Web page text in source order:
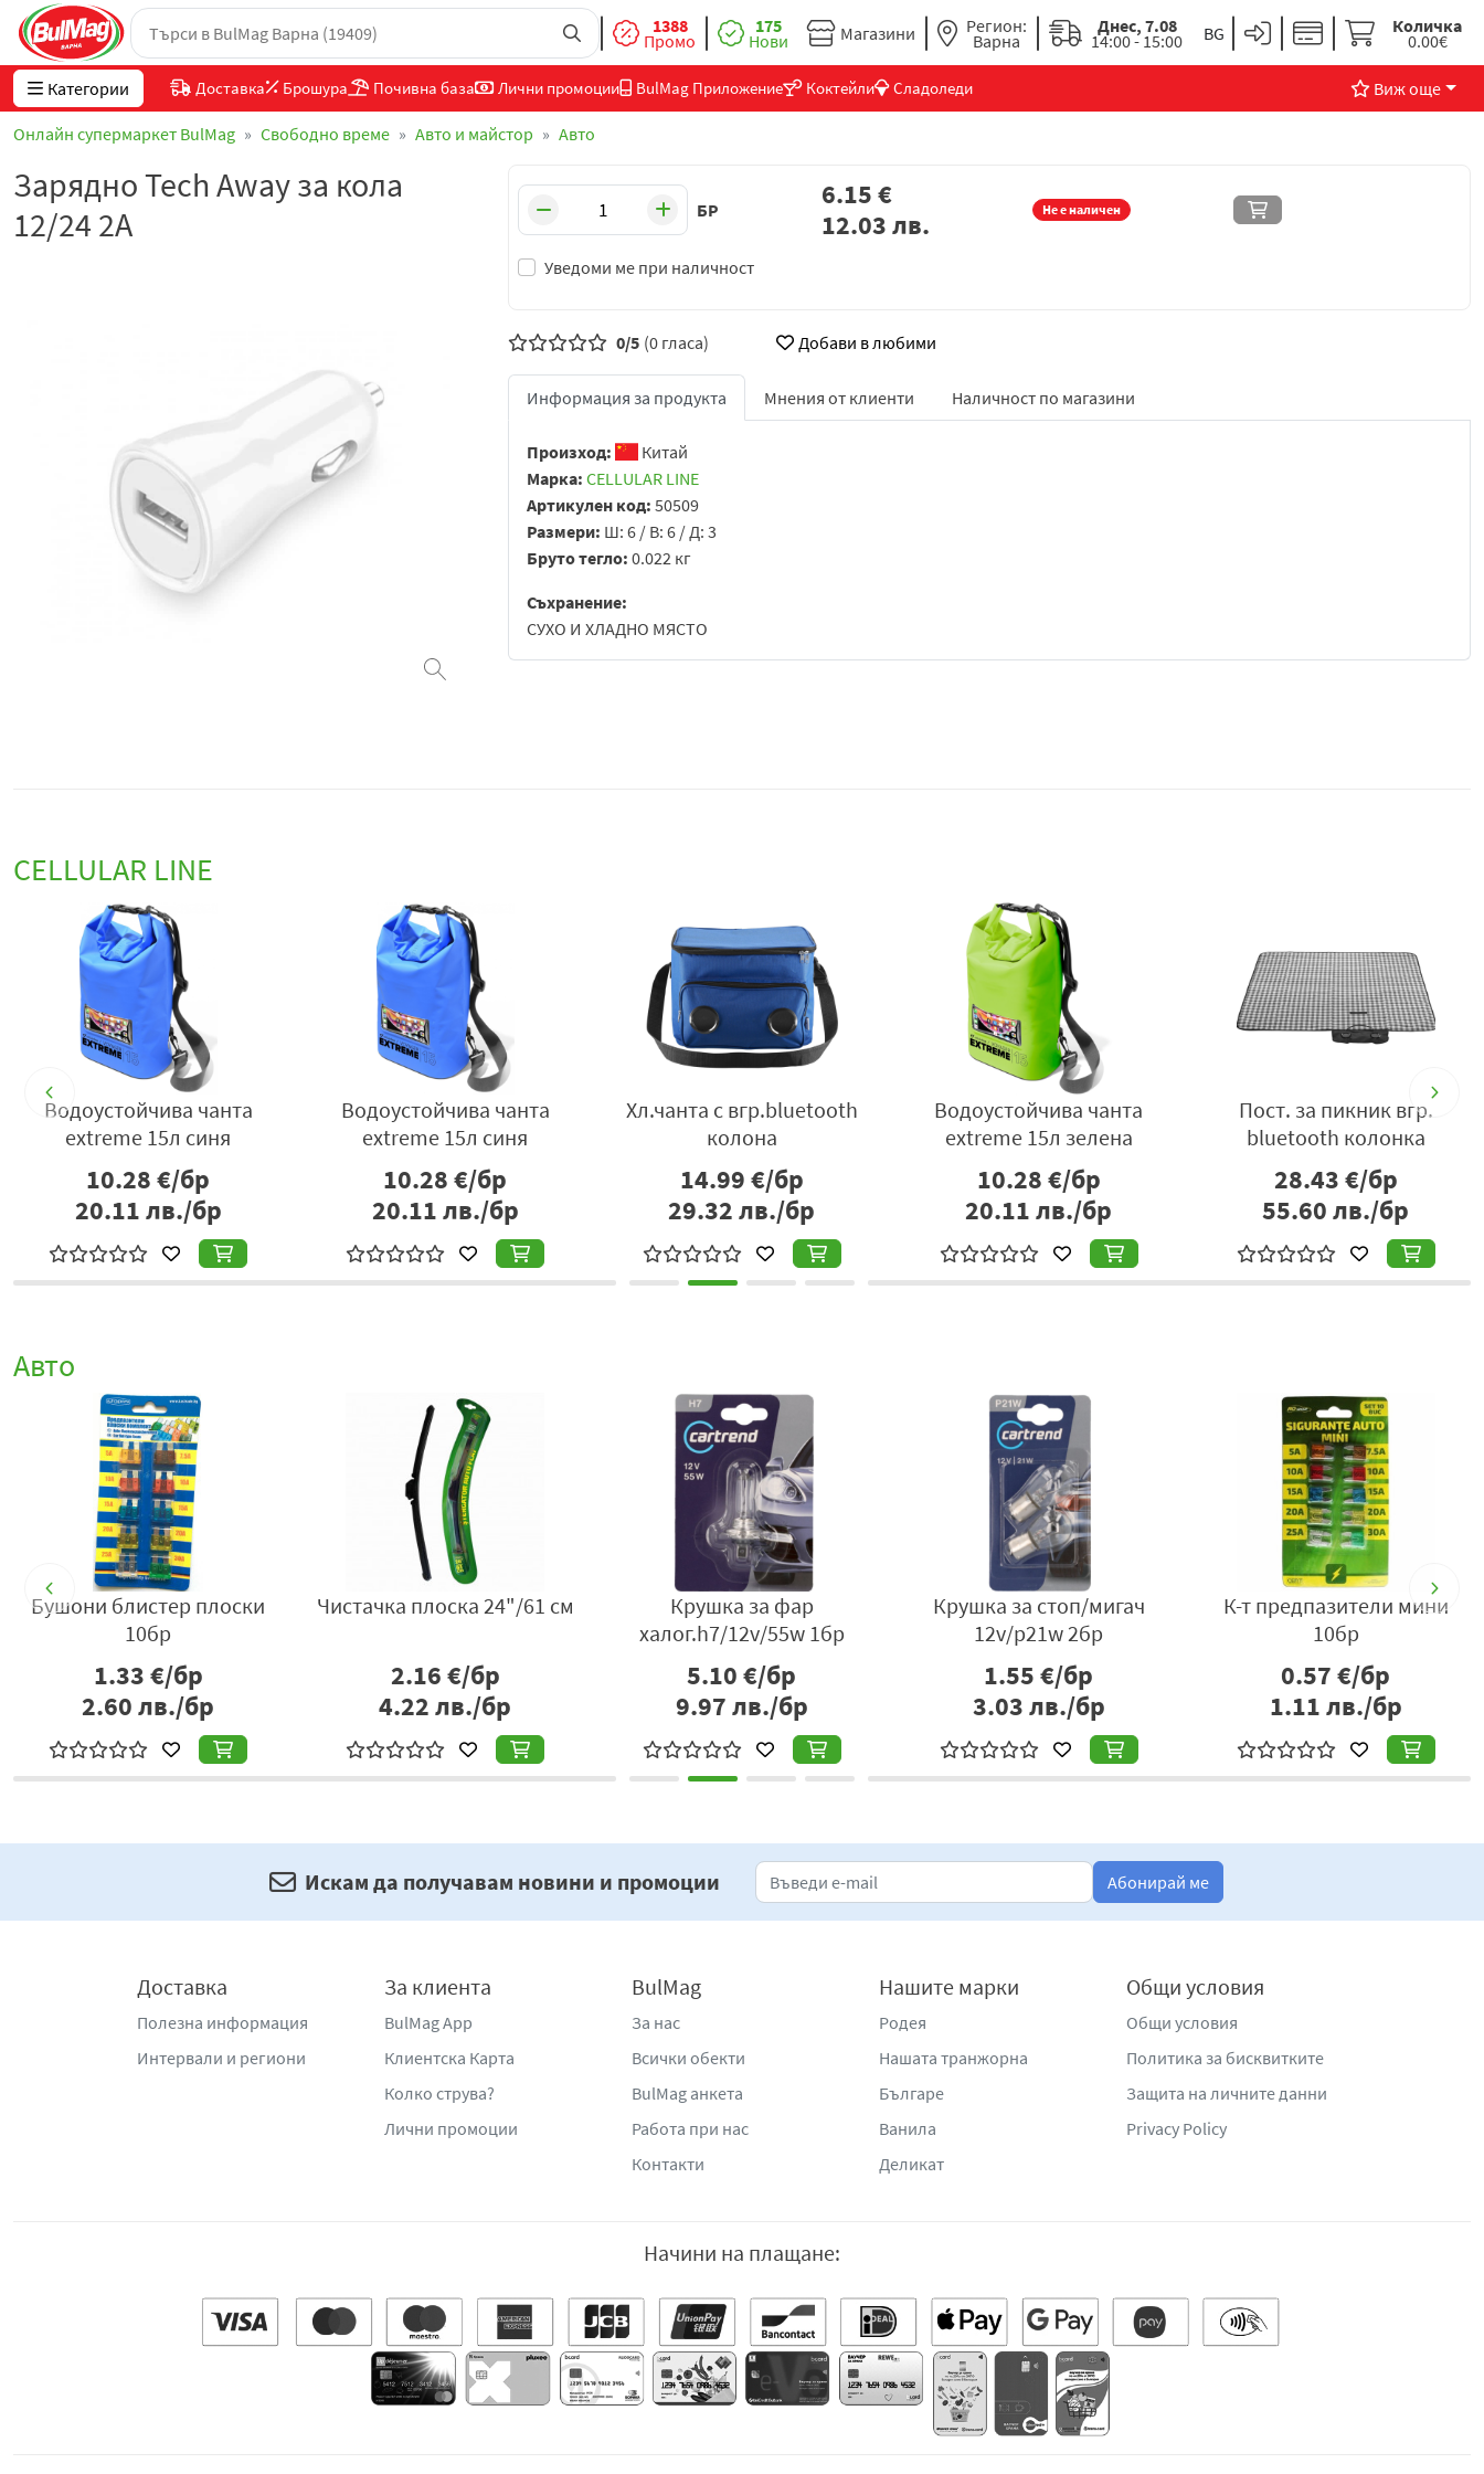
1388
Промо
175
Нови Магазини Регион:
Варна
Днес, 7.08
14:00 - 15:00
Количка
0.00€
Категории Доставка Брошура Почивна база Лични промоции BulMag Приложение Коктейли Сладоледи Виж още
Онлайн супермаркет BulMag Свободно време Авто и майстор Авто
Зарядно Tech Away за кола
12/24 2А
БР Не е наличен
Уведоми ме при наличност
6.15€
12.03лв.
0/5 (0 гласа) Добави в любими
Информация за продукта Мнения от клиенти Наличност по магазини
Произход:
Китай
Марка: CELLULAR LINE
Артикулен код: 50509
Размери: Ш: 6 / В: 6 / Д: 3
Бруто тегло: 0.022 кг
Съхранение:
СУХО И ХЛАДНО МЯСТО
CELLULAR LINE
Водоустойчива чанта
extreme 15л синя
10.28€/бр
20.11лв./бр
Водоустойчива чанта
extreme 15л синя
10.28€/бр
20.11лв./бр
Хл.чанта с вгр.bluetooth
колона
14.99€/бр
29.32лв./бр
Водоустойчива чанта
extreme 15л зелена
10.28€/бр
20.11лв./бр
Пост. за пикник вгр.
bluetooth колонка
28.43€/бр
55.60лв./бр
Авто
Бушони блистер плоски
10бр
1.33€/бр
2.60лв./бр
Чистачка плоска 24"/61 см
2.16€/бр
4.22лв./бр
Крушка за фар
халог.h7/12v/55w 1бр
5.10€/бр
9.97лв./бр
Крушка за стоп/мигач
12v/p21w 2бр
1.55€/бр
3.03лв./бр
К-т предпазители мини
10бр
0.57€/бр
1.11лв./бр
Искам да получавам новини и промоции Абонирай ме
Доставка
Полезна информация
Интервали и региони
За клиента
BulMag App
Клиентска Карта
Колко струва?
Лични промоции
BulMag
За нас
Всички обекти
BulMag анкета
Работа при нас
Контакти
Нашите марки
Родея
Нашата транжорна
Българе
Ванила
Деликат
Общи условия
Общи условия
Политика за бисквитките
Защита на личните данни
Privacy Policy
Начини на плащане: